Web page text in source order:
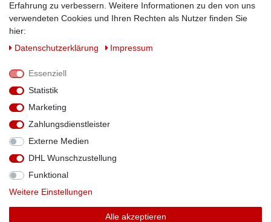
Physikalische Eigenschaften
Magnetismus von A-Z
Magnetmaterialien
Downloads
Handelspartner werden
Facebook
Erfahrung zu verbessern. Weitere Informationen zu den von uns
verwendeten Cookies und Ihren Rechten als Nutzer finden Sie
hier:
Daten­schutz­erklärung
Impressum
Essenziell
Statistik
Marketing
Zahlungsdienstleister
Externe Medien
DHL Wunschzustellung
Funktional
Weitere Einstellungen
Alle akzeptieren